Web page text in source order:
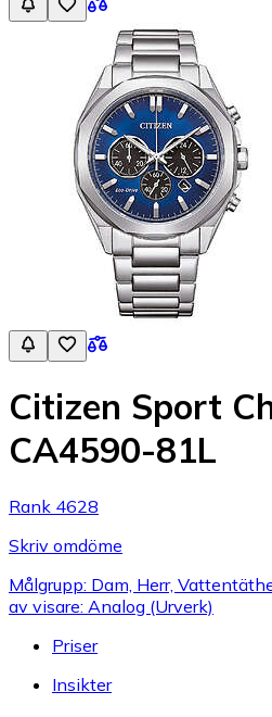
Citizen Sport
CA4590-81L
Rank 4628
Skriv omdöme
Målgrupp: Dam, Herr,
av visare: Analog (Urverk)
Priser
Insikter